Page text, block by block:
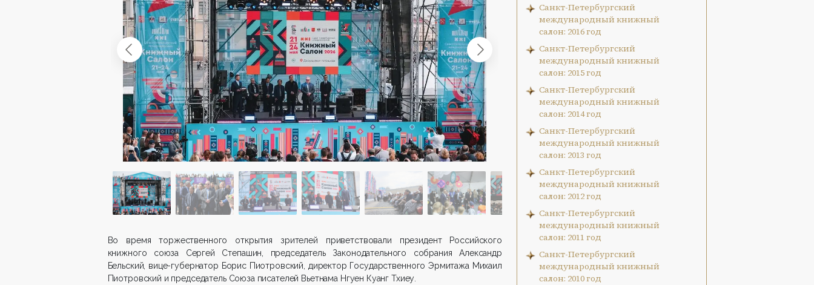
Во время торжественного открытия зрителей приветствовали президент Российского
книжного союза Сергей Степашин, председатель Законодательного собрания Александр
Бельский, вице-губернатор Борис Пиотровский, директор Государственного Эрмитажа Михаил
Пиотровский и председатель Союза писателей Вьетнама Нгуен Куанг Тхиеу.
Санкт-Петербургский
международный книжный
салон: 2016 год
Санкт-Петербургский
международный книжный
салон: 2015 год
Санкт-Петербургский
международный книжный
салон: 2014 год
Санкт-Петербургский
международный книжный
салон: 2013 год
Санкт-Петербургский
международный книжный
салон: 2012 год
Санкт-Петербургский
международный книжный
салон: 2011 год
Санкт-Петербургский
международный книжный
салон: 2010 год